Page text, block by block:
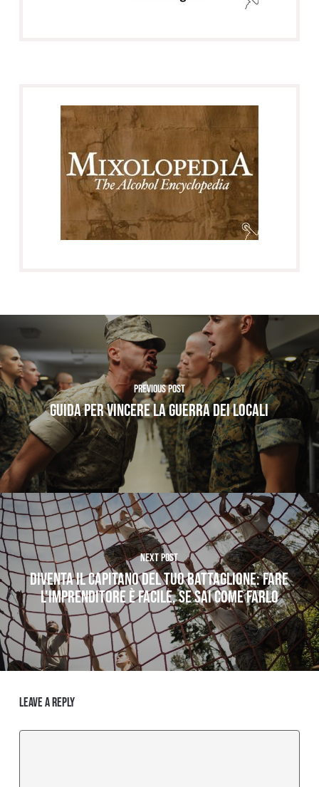
Previous Post
Guida per vincere la guerra dei locali
Next Post
DIVENTA IL CAPITANO DEL TUO BATTAGLIONE: FARE
L'IMPRENDITORE è FACILE, SE SAI COME FARLO
Leave a Reply